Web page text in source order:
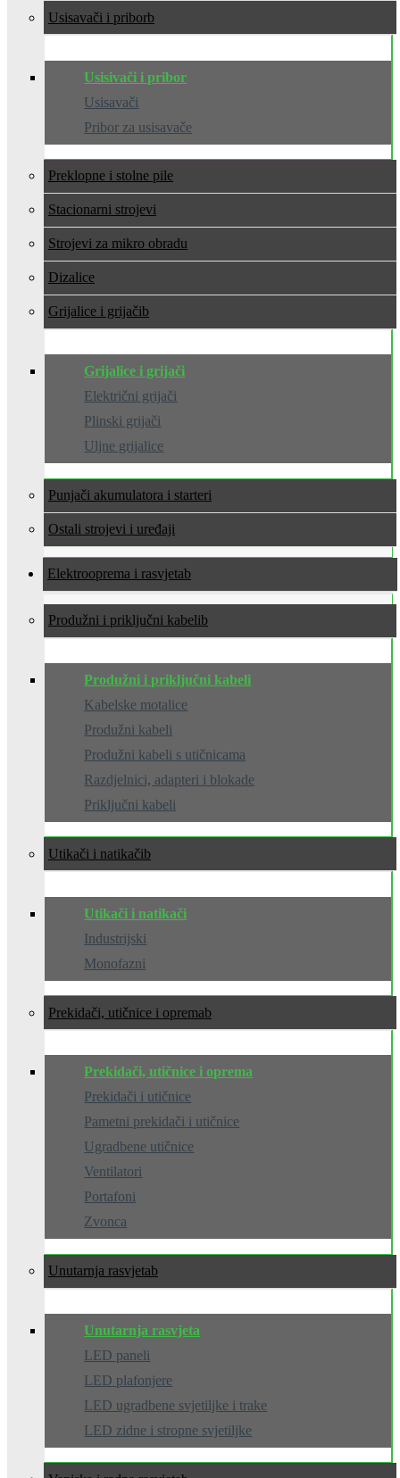
Usisavači i pribor
Usisivači i pribor
Usisavači
Pribor za usisavače
Preklopne i stolne pile
Stacionarni strojevi
Strojevi za mikro obradu
Dizalice
Grijalice i grijači
Grijalice i grijači
Električni grijači
Plinski grijači
Uljne grijalice
Punjači akumulatora i starteri
Ostali strojevi i uređaji
Elektrooprema i rasvjeta
Produžni i priključni kabeli
Produžni i priključni kabeli
Kabelske motalice
Produžni kabeli
Produžni kabeli s utičnicama
Razdjelnici, adapteri i blokade
Priključni kabeli
Utikači i natikači
Utikači i natikači
Industrijski
Monofazni
Prekidači, utičnice i oprema
Prekidači, utičnice i oprema
Prekidači i utičnice
Pametni prekidači i utičnice
Ugradbene utičnice
Ventilatori
Portafoni
Zvonca
Unutarnja rasvjeta
Unutarnja rasvjeta
LED paneli
LED plafonjere
LED ugradbene svjetiljke i trake
LED zidne i stropne svjetiljke